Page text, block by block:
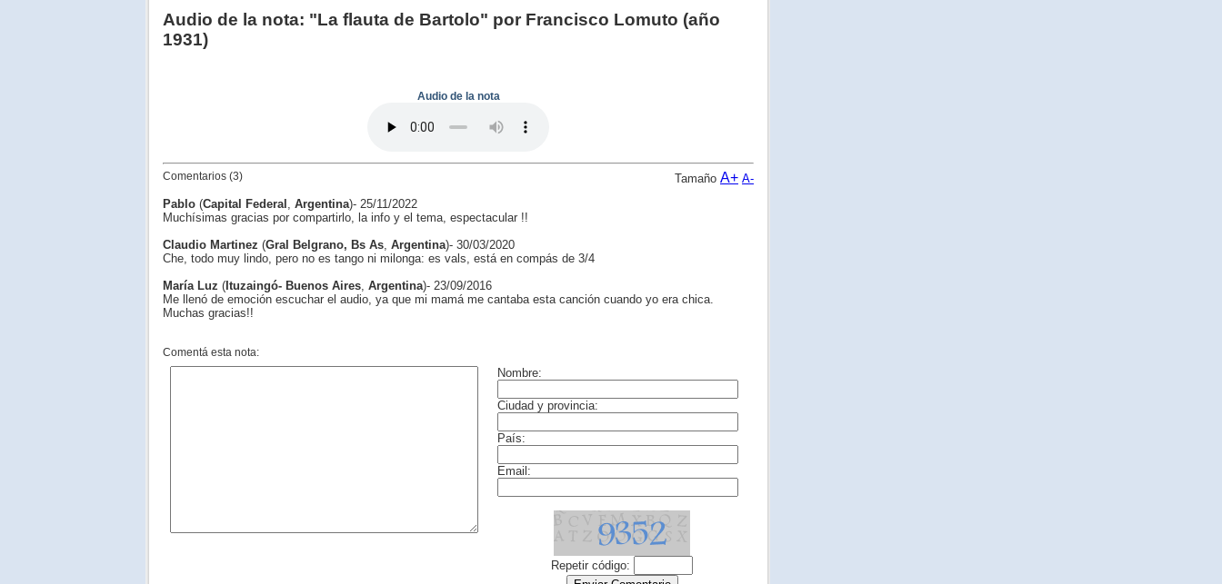
Audio de la nota: "La flauta de Bartolo" por Francisco Lomuto (año
1931)
Audio de la nota
Comentarios (3) Tamaño A+ A-
Pablo (Capital Federal Argentina)- 25/11/2022
Muchísimas gracias por compartirlo, la info y el tema, espectacular !!
Claudio Martinez (Gral Belgrano, Bs As Argentina)- 30/03/2020
Che, todo muy lindo, pero no es tango ni milonga: es vals, está en compás de 3/4
María Luz ( Ituzaingó- Buenos Aires Argentina)- 23/09/2016
Me llenó de emoción escuchar el audio, ya que mi mamá me cantaba esta canción cuando yo era chica.
Muchas gracias!!
Comentá esta nota: